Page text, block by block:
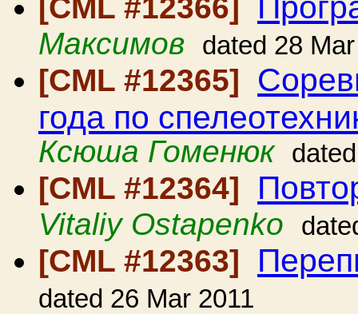
[CML #12366]
Максимов dated 28
[CML #12365]
года по
Ксюша Гоменюк
[CML #12364]
Vitaliy Ostapenko
[CML #12363]
dated 26 Mar 2011